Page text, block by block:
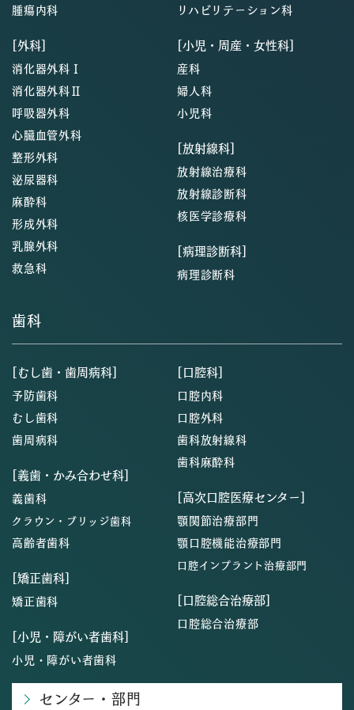
腫瘍内科
[外科]
消化器外科Ⅰ
消化器外科Ⅱ
呼吸器外科
心臓血管外科
整形外科
泌尿器科
麻酔科
形成外科
乳腺外科
救急科
リハビリテーション科
[小児・周産・女性科]
産科
婦人科
小児科
[放射線科]
放射線治療科
放射線診断科
核医学診療科
[病理診断科]
病理診断科
歯科
[むし歯・歯周病科]
予防歯科
むし歯科
歯周病科
[義歯・かみ合わせ科]
義歯科
クラウン・ブリッジ歯科
高齢者歯科
[矯正歯科]
矯正歯科
[小児・障がい者歯科]
小児・障がい者歯科
[口腔科]
口腔内科
口腔外科
歯科放射線科
歯科麻酔科
[高次口腔医療センター]
顎関節治療部門
顎口腔機能治療部門
口腔インプラント治療部門
[口腔総合治療部]
口腔総合治療部
センター・部門